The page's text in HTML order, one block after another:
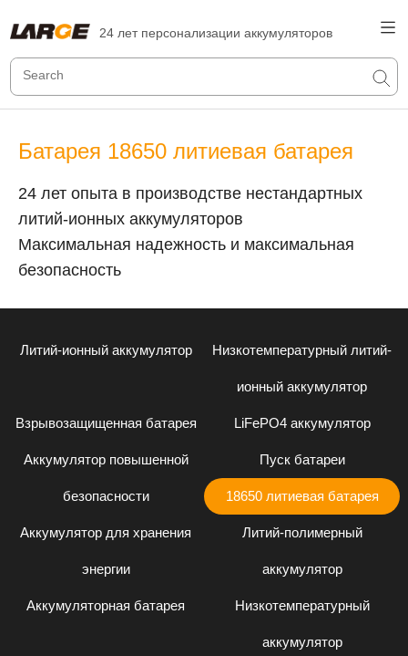
24 лет персонализации аккумуляторов
Батарея 18650 литиевая батарея
24 лет опыта в производстве нестандартных
литий-ионных аккумуляторов
Максимальная надежность и максимальная
безопасность
Литий-ионный аккумулятор Низкотемпературный литий-
ионный аккумулятор
Взрывозащищенная батарея LiFePO4 аккумулятор
Аккумулятор повышенной
безопасности
Пуск батареи
18650 литиевая батарея
Аккумулятор для хранения
энергии
Литий-полимерный
аккумулятор
Аккумуляторная батарея Низкотемпературный
аккумулятор